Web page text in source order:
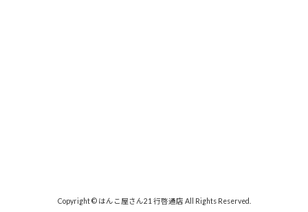
Copyright © はんこ屋さん21 行啓通店 All Rights Reserved.